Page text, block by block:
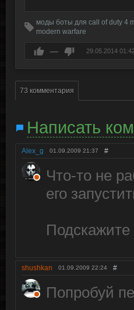
моды боты для call of duty 4
modern warfare
— 29.05.2014
73 комментария
Написать
Alex_g 01.09.2009 21:37 #
Что-то не
его
Подскажите
shushkan 01.09.2009 22:24 #
Попробуй